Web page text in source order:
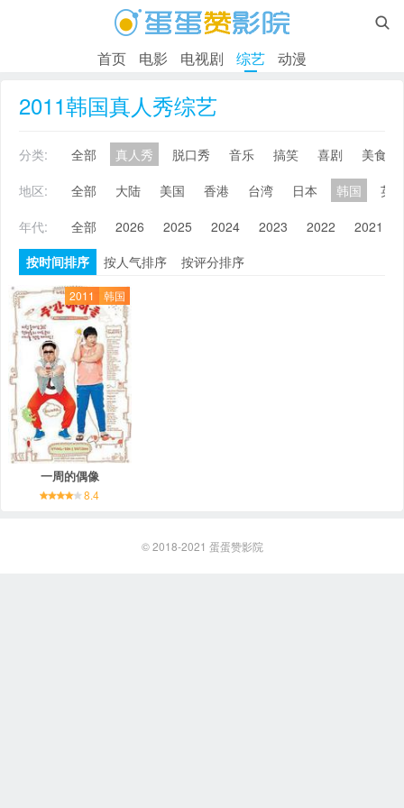

首页 电影 电视剧 综艺 动漫
2011韩国真人秀综艺
分类: 全部 真人秀 脱口秀 音乐 搞笑 喜剧
美食
地区:
全部 大陆 美国 香港 台湾 日本 韩国
英
年代:
全部 2026 2025 2024 2023 2022 2021
按时间排序
按人气排序 按评分排序
2011 韩国
一周的偶像
8.4
© 2018-2021 蛋蛋赞影院